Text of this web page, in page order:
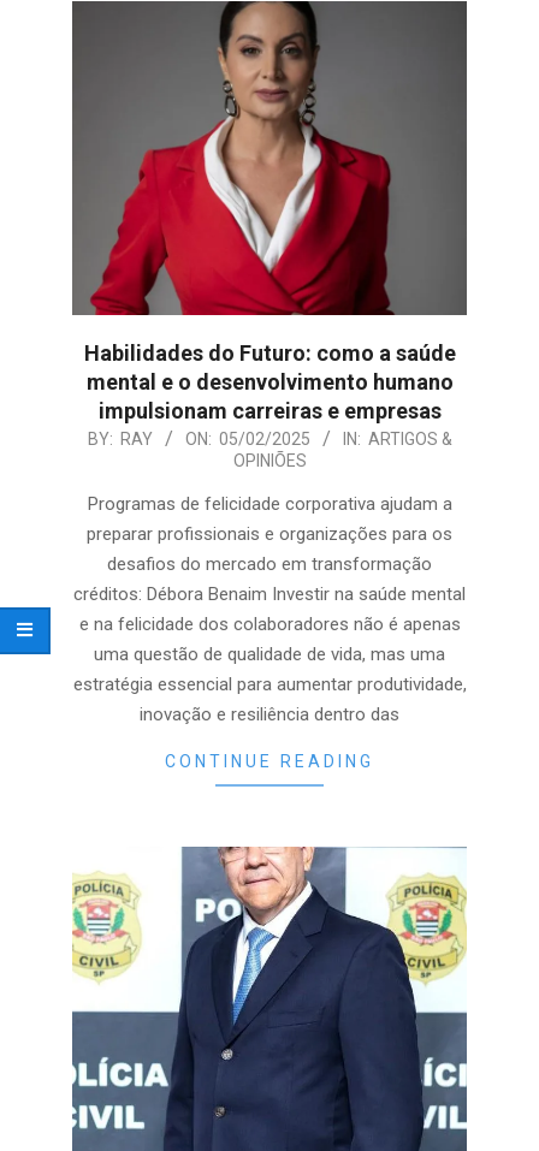
Habilidades do Futuro: como a saúde
mental e o desenvolvimento humano
impulsionam carreiras e empresas
2025-
05
BY: RAY ON: 05/02/2025 IN: ARTIGOS &
OPINIÕES
Programas de felicidade corporativa ajudam a
preparar profissionais e organizações para os
desafios do mercado em transformação
créditos: Débora Benaim Investir na saúde mental
e na felicidade dos colaboradores não é apenas
uma questão de qualidade de vida, mas uma
estratégia essencial para aumentar produtividade,
inovação e resiliência dentro das
CONTINUE READING